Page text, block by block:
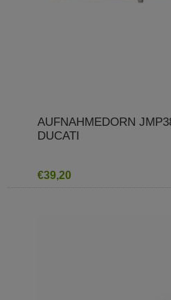
AUFNAHMEDORN
DUCATI
€39,20